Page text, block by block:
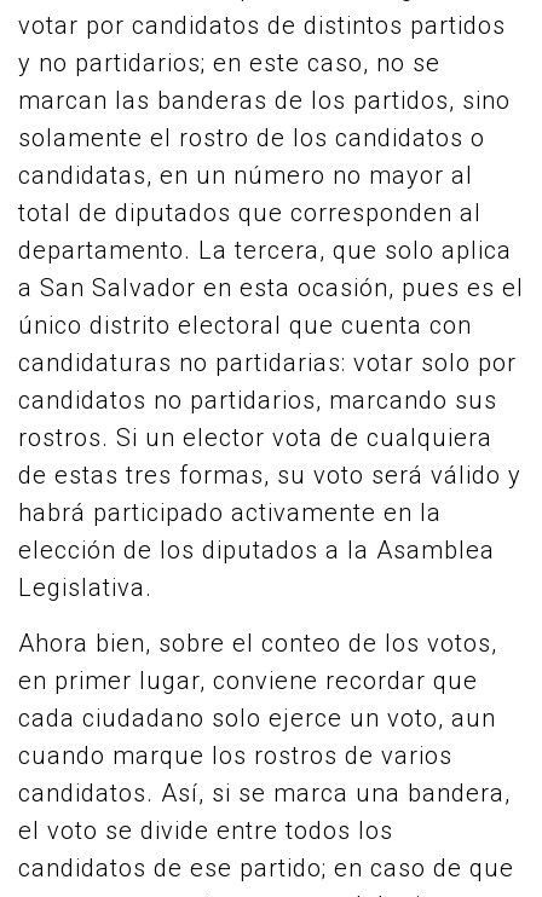
votar por candidatos de distintos partidos
y no partidarios; en este caso, no se
marcan las banderas de los partidos, sino
solamente el rostro de los candidatos o
candidatas, en un número no mayor al
total de diputados que corresponden al
departamento. La tercera, que solo aplica
a San Salvador en esta ocasión, pues es el
único distrito electoral que cuenta con
candidaturas no partidarias: votar solo por
candidatos no partidarios, marcando sus
rostros. Si un elector vota de cualquiera
de estas tres formas, su voto será válido y
habrá participado activamente en la
elección de los diputados a la Asamblea
Legislativa.
Ahora bien, sobre el conteo de los votos,
en primer lugar, conviene recordar que
cada ciudadano solo ejerce un voto, aun
cuando marque los rostros de varios
candidatos. Así, si se marca una bandera,
el voto se divide entre todos los
candidatos de ese partido; en caso de que